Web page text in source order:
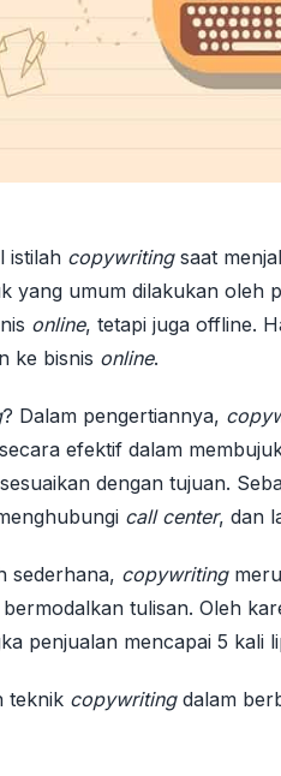
istilah copywritingsaat
yang umum dilakukan oleh
online, tetapi juga offline.
ke bisnis online.
? Dalam pengertiannya,
efektif dalam
dengan tujuan.
call center, dan
sederhana, copywriting
tulisan. Oleh
penjualan mencapai 5 kali
teknik copywritingdalam